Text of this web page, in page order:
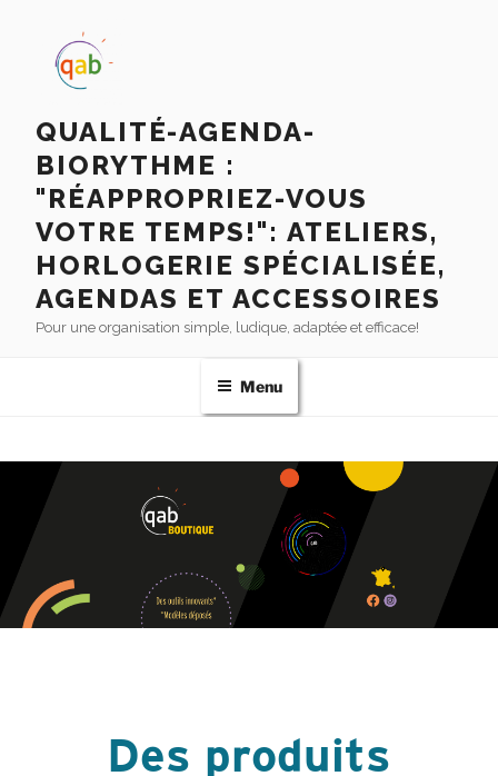
QUALITÉ-AGENDA-
BIORYTHME :
"RÉAPPROPRIEZ-VOUS
VOTRE TEMPS!": ATELIERS,
HORLOGERIE SPÉCIALISÉE,
AGENDAS ET ACCESSOIRES
Pour une organisation simple, ludique, adaptée et efficace!
Menu
Des produits